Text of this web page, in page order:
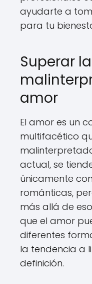
ayudarte a
para tu
Superar la
amor
El amor es un
multifacético
actual, se
únicamente
románticas,
más allá de
que el amor
diferentes
la tendencia a
definición.